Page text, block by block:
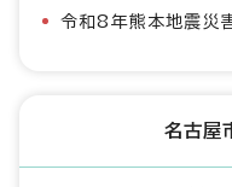
令和8年熊本地震災
名古屋